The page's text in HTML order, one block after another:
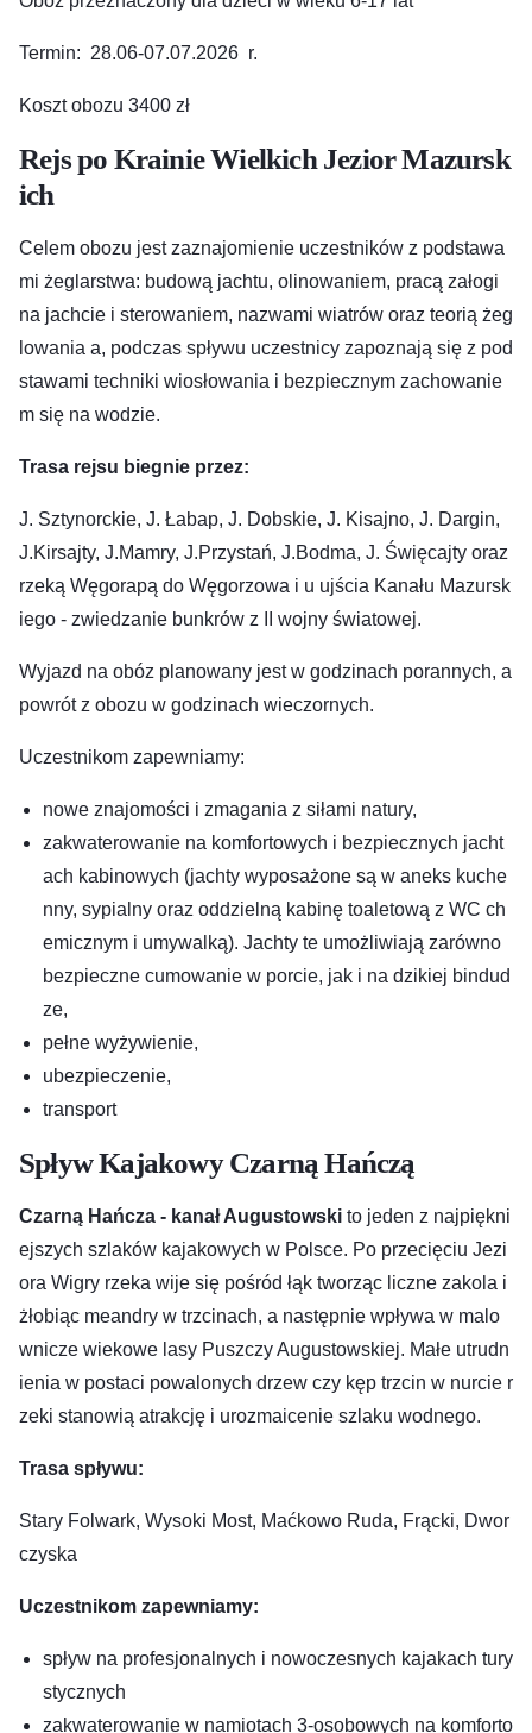
Termin: 28.06-07.07.2026 r.
Koszt obozu 3400 zł
Rejs po Krainie Wielkich Jezior Mazursk
ich
Celem obozu jest zaznajomienie uczestników z podstawa
mi żeglarstwa: budową jachtu, olinowaniem, pracą załogi
na jachcie i sterowaniem, nazwami wiatrów oraz teorią żeg
lowania a, podczas spływu uczestnicy zapoznają się z pod
stawami techniki wiosłowania i bezpiecznym zachowanie
m się na wodzie.
Trasa rejsu biegnie przez:
J. Sztynorckie, J. Łabap, J. Dobskie, J. Kisajno, J. Dargin,
J.Kirsajty, J.Mamry, J.Przystań, J.Bodma, J. Święcajty oraz
rzeką Węgorapą do Węgorzowa i u ujścia Kanału Mazursk
iego - zwiedzanie bunkrów z II wojny światowej.
Wyjazd na obóz planowany jest w godzinach porannych, a
powrót z obozu w godzinach wieczornych.
Uczestnikom zapewniamy:
nowe znajomości i zmagania z siłami natury,
zakwaterowanie na komfortowych i bezpiecznych jacht
ach kabinowych (jachty wyposażone są w aneks kuche
nny, sypialny oraz oddzielną kabinę toaletową z WC ch
emicznym i umywalką). Jachty te umożliwiają zarówno
bezpieczne cumowanie w porcie, jak i na dzikiej bindud
ze,
pełne wyżywienie,
ubezpieczenie,
transport
Spływ Kajakowy Czarną Hańczą
Czarną Hańcza - kanał Augustowski to jeden z najpiękni
ejszych szlaków kajakowych w Polsce. Po przecięciu Jezi
ora Wigry rzeka wije się pośród łąk tworząc liczne zakola i
żłobiąc meandry w trzcinach, a następnie wpływa w malo
wnicze wiekowe lasy Puszczy Augustowskiej. Małe utrudn
ienia w postaci powalonych drzew czy kęp trzcin w nurcie r
zeki stanowią atrakcję i urozmaicenie szlaku wodnego.
Trasa spływu:
Stary Folwark, Wysoki Most, Maćkowo Ruda, Frącki, Dwor
czyska
Uczestnikom zapewniamy:
spływ na profesjonalnych i nowoczesnych kajakach tury
stycznych
zakwaterowanie w namiotach 3-osobowych na komforto